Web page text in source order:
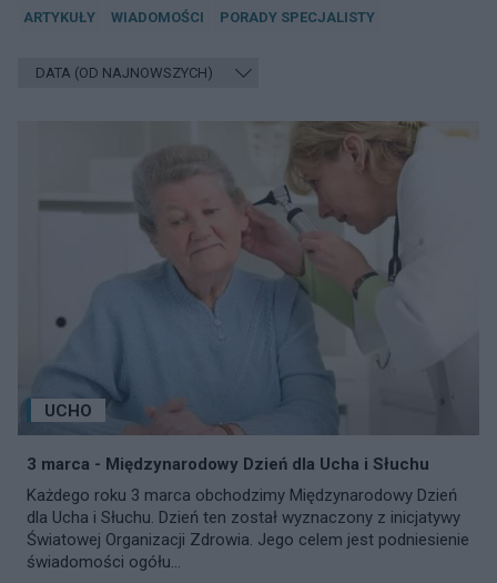
ARTYKUŁY WIADOMOŚCI PORADY SPECJALISTY
UCHO
3 marca - Międzynarodowy Dzień dla Ucha i Słuchu
Każdego roku 3 marca obchodzimy Międzynarodowy Dzień
dla Ucha i Słuchu. Dzień ten został wyznaczony z inicjatywy
Światowej Organizacji Zdrowia. Jego celem jest podniesienie
świadomości ogółu...